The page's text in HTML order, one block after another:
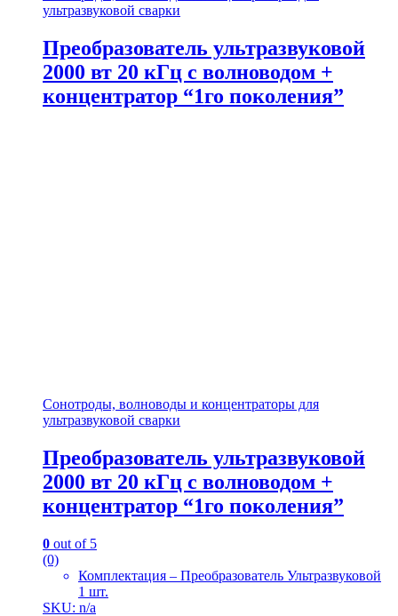
ультразвуковой сварки
Преобразователь ультразвуковой
2000 вт 20 кГц с волноводом +
концентратор “1го поколения”
Сонотроды, волноводы и концентраторы для
ультразвуковой сварки
Преобразователь ультразвуковой
2000 вт 20 кГц с волноводом +
концентратор “1го поколения”
0 out of 5
(0)
Комплектация – Преобразователь Ультразвуковой
1 шт.
SKU: n/a